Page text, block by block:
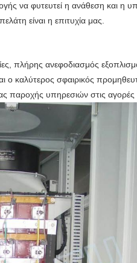
να φυτευτεί η ανάθεση και η
είναι η επιτυχία μας.
πλήρης ανεφοδιασμός
ο καλύτερος σφαιρικός
παροχής υπηρεσιών στις αγορές